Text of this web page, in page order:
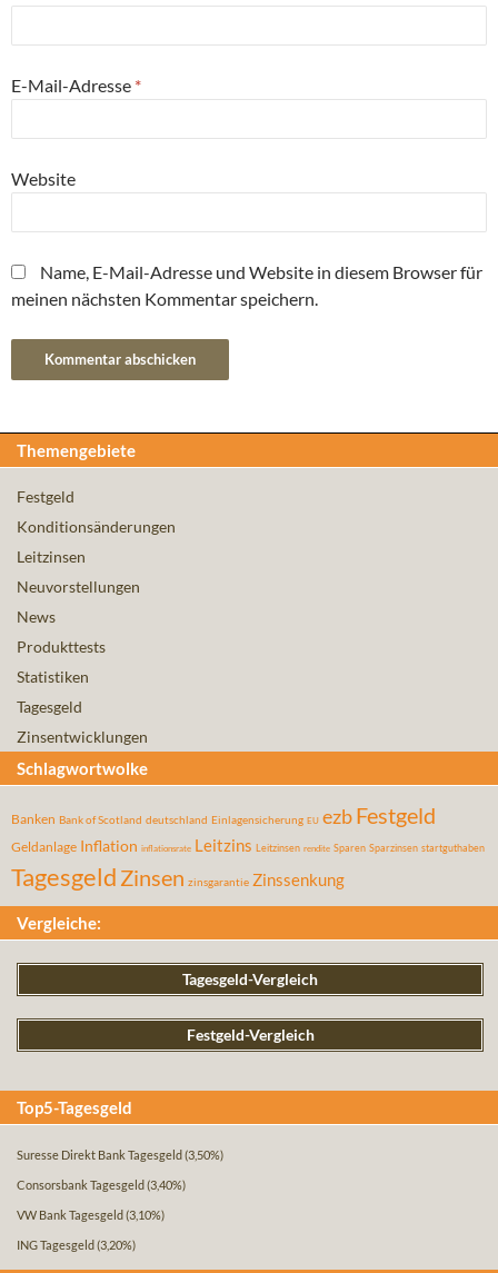
E-Mail-Adresse *
Website
Name, E-Mail-Adresse und Website in diesem Browser für
meinen nächsten Kommentar speichern.
Themengebiete
Festgeld
Konditionsänderungen
Leitzinsen
Neuvorstellungen
News
Produkttests
Statistiken
Tagesgeld
Zinsentwicklungen
Schlagwortwolke
Banken Bank of Scotland deutschland Einlagensicherung EU ezbFestgeld
Geldanlage Inflation inflationsrate Leitzins Leitzinsen rendite Sparen Sparzinsen startguthaben
Tagesgeld Zinsen zinsgarantie Zinssenkung
Vergleiche:
Tagesgeld-Vergleich
Festgeld-Vergleich
Top5-Tagesgeld
Suresse Direkt Bank Tagesgeld (3,50%)
Consorsbank Tagesgeld (3,40%)
VW Bank Tagesgeld (3,10%)
ING Tagesgeld (3,20%)